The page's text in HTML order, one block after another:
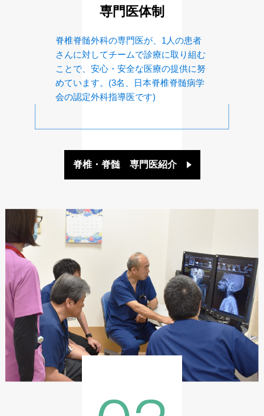
専門医体制
脊椎脊髄外科の専門医が、1人の患者
さんに対してチームで診療に取り組む
ことで、安心・安全な医療の提供に努
めています。(3名、日本脊椎脊髄病学
会の認定外科指導医です)
脊椎・脊髄 専門医紹介